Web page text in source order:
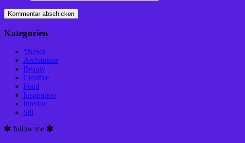
Kategorien
*News
Architektur
Beauty
Creative
Food
Inspiration
Interior
Stil
follow me